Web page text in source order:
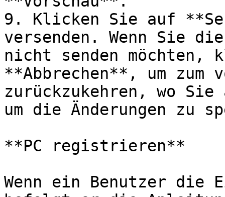
9. Klicken Sie auf
versenden. Wenn Sie
nicht senden möchten,
**Abbrechen**, um
zurückzukehren, wo
um die Änderungen zu
**PC registrieren**
Wenn ein Benutzer die